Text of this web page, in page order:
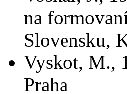
na
Slovensku,
Vyskot, M.,
Praha